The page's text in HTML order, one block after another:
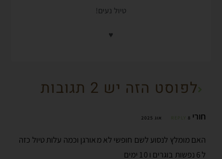
טיול נעים!
♥
לפוסט הזה יש 2 תגובות
חורי REPLY 8 אוג 2025
האם מומלץ לנסוע לשם חופשי לא מאורגן וכמה עלות טיול כזה
ל 6 נפשות בוגרים ו 10 ימים